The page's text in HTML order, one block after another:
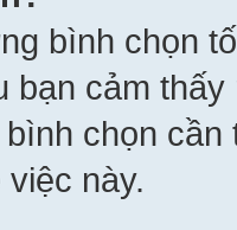
bình chọn
bạn cảm
chọn
này.